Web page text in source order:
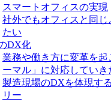
スマートオフィスの実現
社外でもオフィスと同
たい
DX化
業務や働き方に変革を起
ーマル」に対応していき
製造現場のDXを体現す
リー